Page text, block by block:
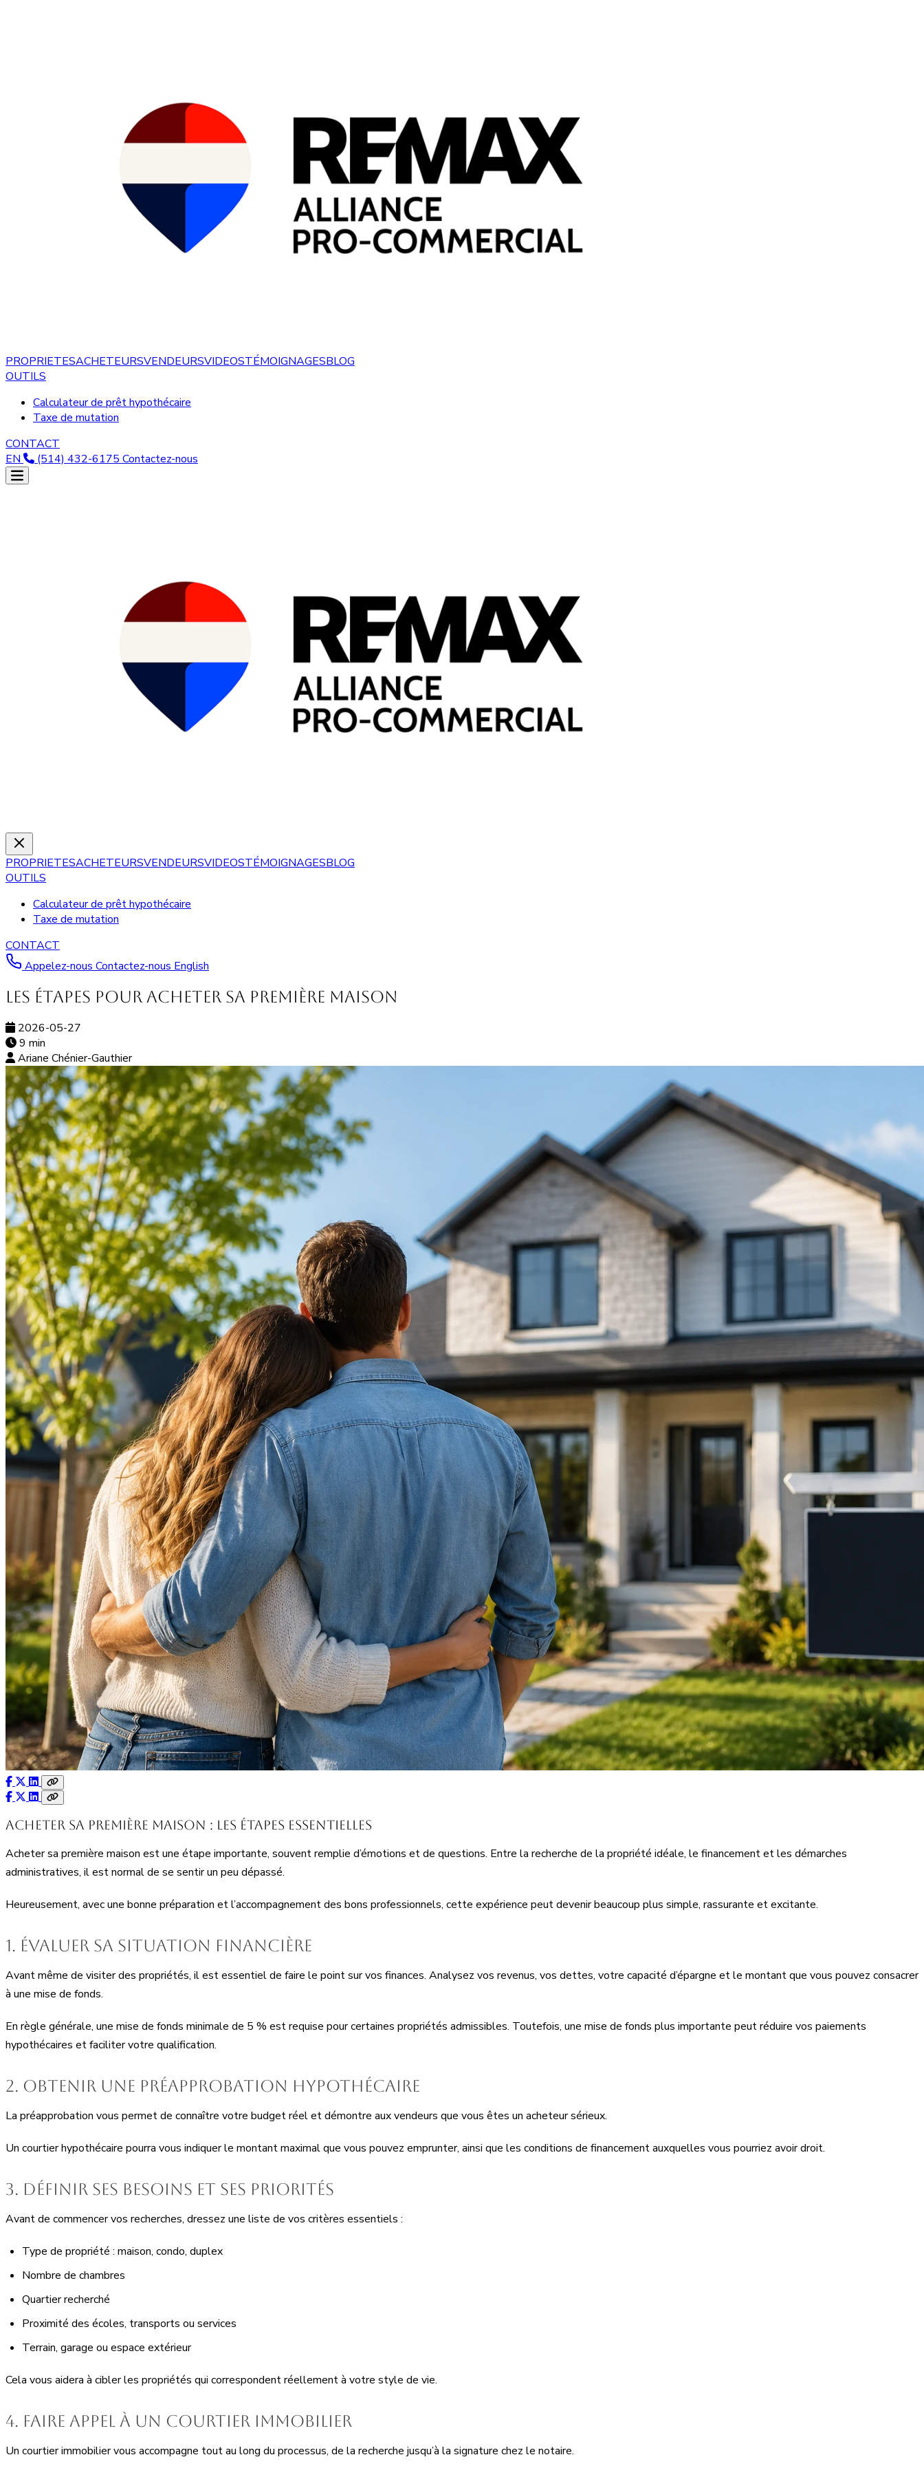
PROPRIETESACHETEURSVENDEURSVIDEOSTÉMOIGNAGESBLOG
OUTILS
Calculateur de prêt hypothécaire
Taxe de mutation
CONTACT
EN
(514) 432-6175 Contactez-nous
PROPRIETESACHETEURSVENDEURSVIDEOSTÉMOIGNAGESBLOG
OUTILS
Calculateur de prêt hypothécaire
Taxe de mutation
CONTACT
Appelez-nous Contactez-nous English
Les étapes pour acheter sa première maison
2026-05-27
9 min
Ariane Chénier-Gauthier
Acheter sa première maison : les étapes essentielles
Acheter sa première maison est une étape importante, souvent remplie d’émotions et de questions. Entre la recherche de la propriété idéale, le financement et les démarches
administratives, il est normal de se sentir un peu dépassé.
Heureusement, avec une bonne préparation et l’accompagnement des bons professionnels, cette expérience peut devenir beaucoup plus simple, rassurante et excitante.
1. Évaluer sa situation financière
Avant même de visiter des propriétés, il est essentiel de faire le point sur vos finances. Analysez vos revenus, vos dettes, votre capacité d’épargne et le montant que vous pouvez consacrer
à une mise de fonds.
En règle générale, une mise de fonds minimale de 5 % est requise pour certaines propriétés admissibles. Toutefois, une mise de fonds plus importante peut réduire vos paiements
hypothécaires et faciliter votre qualification.
2. Obtenir une préapprobation hypothécaire
La préapprobation vous permet de connaître votre budget réel et démontre aux vendeurs que vous êtes un acheteur sérieux.
Un courtier hypothécaire pourra vous indiquer le montant maximal que vous pouvez emprunter, ainsi que les conditions de financement auxquelles vous pourriez avoir droit.
3. Définir ses besoins et ses priorités
Avant de commencer vos recherches, dressez une liste de vos critères essentiels :
Type de propriété : maison, condo, duplex
Nombre de chambres
Quartier recherché
Proximité des écoles, transports ou services
Terrain, garage ou espace extérieur
Cela vous aidera à cibler les propriétés qui correspondent réellement à votre style de vie.
4. Faire appel à un courtier immobilier
Un courtier immobilier vous accompagne tout au long du processus, de la recherche jusqu’à la signature chez le notaire.